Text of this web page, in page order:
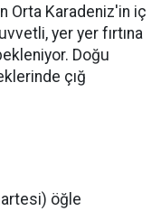
Orta Karadeniz'in iç
yer yer fırtına
Doğu
çığ
öğle